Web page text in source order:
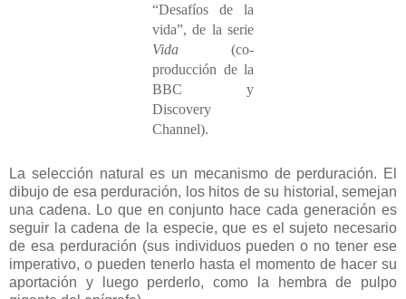
“Desafíos de la
vida”, de la serie
Vida (co-
producción de la
BBC y
Discovery
Channel).
La selección natural es un mecanismo de perduración. El
dibujo de esa perduración, los hitos de su historial, semejan
una cadena. Lo que en conjunto hace cada generación es
seguir la cadena de la especie, que es el sujeto necesario
de esa perduración (sus individuos pueden o no tener ese
imperativo, o pueden tenerlo hasta el momento de hacer su
aportación y luego perderlo, como la hembra de pulpo